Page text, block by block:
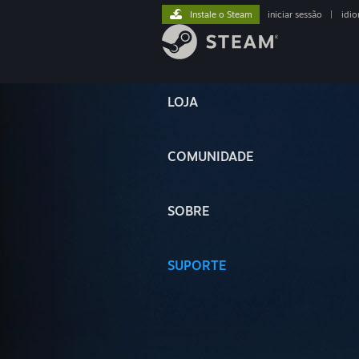
LOJA
COMUNIDADE
SOBRE
SUPORTE
Instale o Steam iniciar sessão